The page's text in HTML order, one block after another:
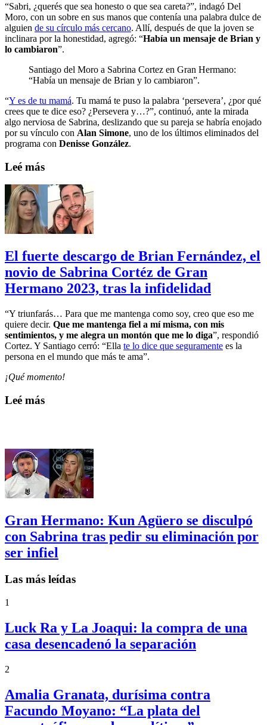
“Sabri, ¿querés que sea honesto o que sea careta?”, indagó Del
Moro, con un sobre en sus manos que contenía una palabra dulce de
alguien de su círculo más cercano. Allí, después de que la joven se
inclinara por la honestidad, agregó: “Había un mensaje de Brian y
lo cambiaron”.
Santiago del Moro a Sabrina Cortez en Gran Hermano:
“Había un mensaje de Brian y lo cambiaron”.
“Y es de tu mamá. Tu mamá te puso la palabra ‘persevera’, ¿por qué
crees que te dice eso? ¿Persevera y…?”, continuó, ante la mirada
algo nerviosa de Sabrina, deslizando que su pareja se habría enojado
por su vínculo con Alan Simone, uno de los últimos eliminados del
programa con Denisse González.
Leé más
El fuerte descargo de Brian Fernández, el
novio de Sabrina Cortéz de Gran
Hermano 2023, tras la infidelidad
“Y triunfarás… Para que me mantenga como soy, creo que eso me
quiere decir. Que me mantenga fiel a mí misma, con mis
sentimientos, y me alegra un montón que me lo diga”, respondió
Cortez. Y Santiago cerró: “Ella te lo dice que seguramente es la
persona en el mundo que más te ama”.
¡Qué momento!
Leé más
Gran Hermano: Kun Agüero se disculpó
con Sabrina tras pedir su eliminación por
ser infiel
Las más leídas
1
Luck Ra y La Joaqui: la compra de una
casa desencadenó la separación
2
Amalia Granata, durísima contra
Facundo Moyano: “La plata del